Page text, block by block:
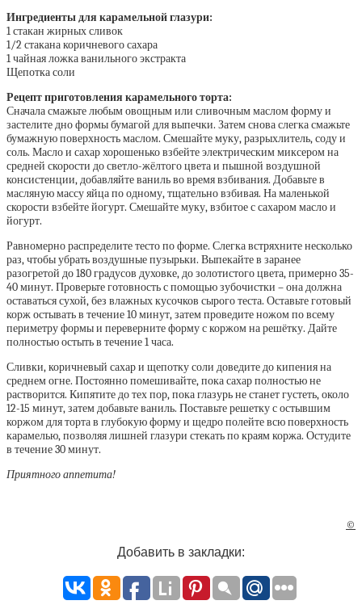
Ингредиенты для карамельной глазури:
1 стакан жирных сливок
1/2 стакана коричневого сахара
1 чайная ложка ванильного экстракта
Щепотка соли
Рецепт приготовления карамельного торта:
Сначала смажьте любым овощным или сливочным маслом форму и
застелите дно формы бумагой для выпечки. Затем снова слегка смажьте
бумажную поверхность маслом. Смешайте муку, разрыхлитель, соду и
соль. Масло и сахар хорошенько взбейте электрическим миксером на
средней скорости до светло-жёлтого цвета и пышной воздушной
консистенции, добавляйте ваниль во время взбивания. Добавьте в
масляную массу яйца по одному, тщательно взбивая. На маленькой
скорости взбейте йогурт. Смешайте муку, взбитое с сахаром масло и
йогурт.
Равномерно распределите тесто по форме. Слегка встряхните несколько
раз, чтобы убрать воздушные пузырьки. Выпекайте в заранее
разогретой до 180 градусов духовке, до золотистого цвета, примерно 35-
40 минут. Проверьте готовность с помощью зубочистки – она должна
оставаться сухой, без влажных кусочков сырого теста. Оставьте готовый
корж остывать в течение 10 минут, затем проведите ножом по всему
периметру формы и переверните форму с коржом на решётку. Дайте
полностью остыть в течение 1 часа.
Сливки, коричневый сахар и щепотку соли доведите до кипения на
среднем огне. Постоянно помешивайте, пока сахар полностью не
растворится. Кипятите до тех пор, пока глазурь не станет густеть, около
12-15 минут, затем добавьте ваниль. Поставьте решетку с остывшим
коржом для торта в глубокую форму и щедро полейте всю поверхность
карамелью, позволяя лишней глазури стекать по краям коржа. Остудите
в течение 30 минут.
Приятного аппетита!
©
Добавить в закладки: